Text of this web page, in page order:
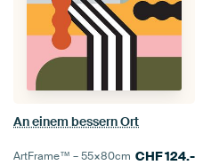
An einem bessern Ort
ArtFrame™ –55×80cm CHF124.-